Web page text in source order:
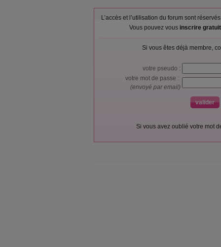
L’accès et l’utilisation du forum sont
Vous pouvez vous inscrire
Si vous êtes déjà membre,
votre pseudo :
votre mot de passe :
(envoyé par email)
Si vous avez oublié votre mot